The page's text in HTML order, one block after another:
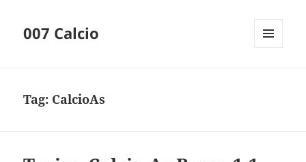
007 Calcio
Tag: CalcioAs